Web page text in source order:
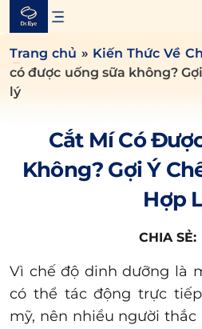
Skip
content
Trang chủ » Kiến Thức Về
có được uống sữa không?
lý
Cắt Mí Có
Không? Gợi Ý
Hợp
CHIA SẺ:
Vì chế độ dinh dưỡng là
có thể tác động trực
mỹ, nên nhiều người